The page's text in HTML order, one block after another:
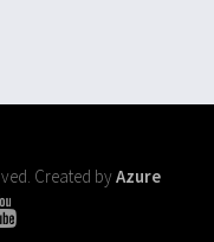
Created byAzure